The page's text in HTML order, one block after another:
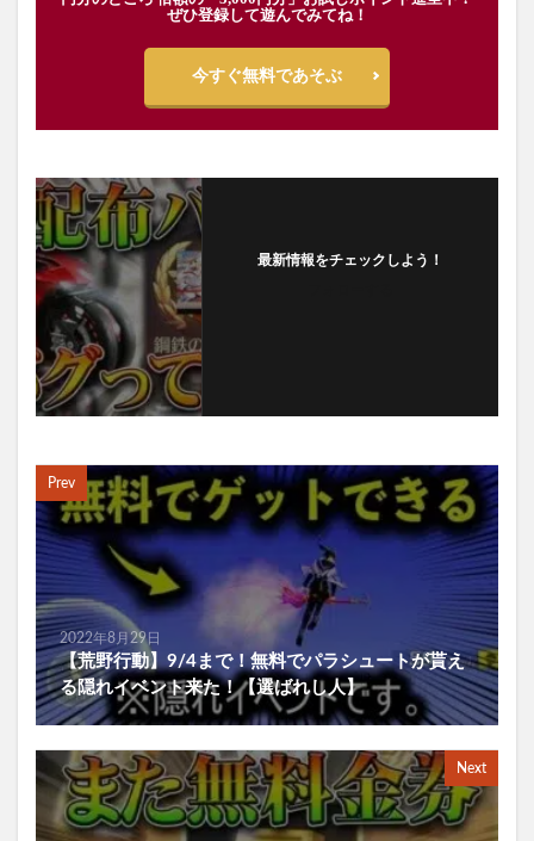
ぜひ登録して遊んでみてね！
今すぐ無料であそぶ
最新情報をチェックしよう！
Prev
2022年8月29日
【荒野行動】9/4まで！無料でパラシュートが貰え
る隠れイベント来た！【選ばれし人】
Next